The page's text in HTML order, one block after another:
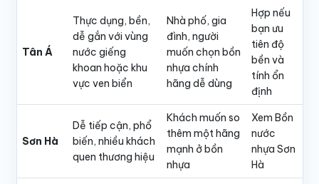
Tân Á
Thực dụng, bền,
dễ gắn với vùng
nước giếng
khoan hoặc khu
vực ven biển
Nhà phố, gia
đình, người
muốn chọn bồn
nhựa chính
hãng dễ dùng
Hợp nếu
bạn ưu
tiên độ
bền và
tính ổn
định
Sơn Hà
Dễ tiếp cận, phổ
biến, nhiều khách
quen thương hiệu
Khách muốn so
thêm một hãng
mạnh ở bồn
nhựa
Xem Bồn
nước
nhựa Sơn
Hà